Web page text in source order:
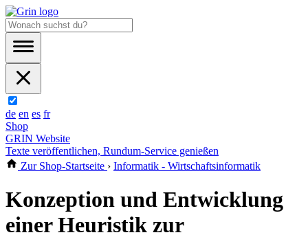
de en es fr
Shop
GRIN Website
Texte veröffentlichen, Rundum-Service genießen
Zur Shop-Startseite › Informatik - Wirtschaftsinformatik
Konzeption und Entwicklung
einer Heuristik zur